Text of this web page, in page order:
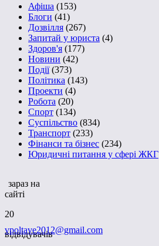
Афіша (153)
Блоги (41)
Дозвілля (267)
Запитай у юриста (4)
Здоров'я (177)
Новини (42)
Події(373)
Політика (143)
Проекти (4)
Робота (20)
Спорт (134)
Суспільство (834)
Транспорт (233)
Фінанси та бізнес (234)
Юридичні питання у сфері ЖКГ
зараз на
сайті
20
відвідувачів
vpoltave2012@gmail.com